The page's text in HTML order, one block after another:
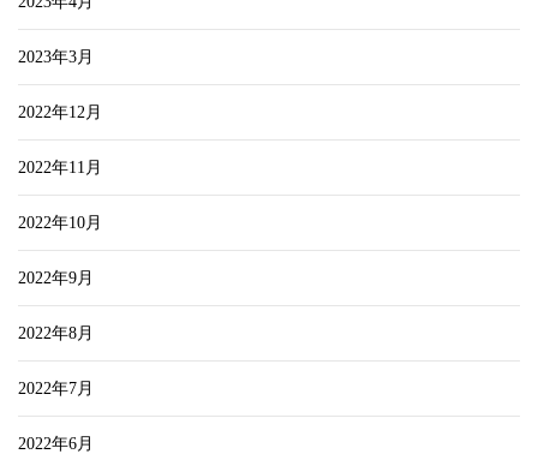
2023年3月
2022年12月
2022年11月
2022年10月
2022年9月
2022年8月
2022年7月
2022年6月